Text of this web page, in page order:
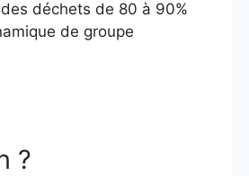
déchets de 80 à 90%
de groupe
?